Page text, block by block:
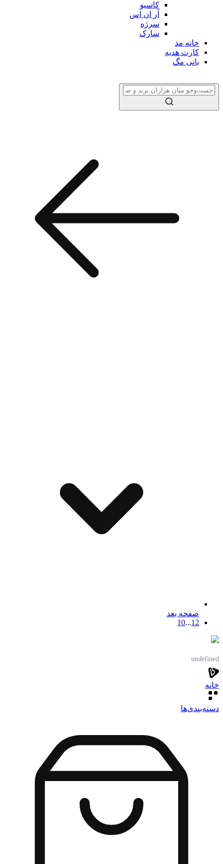
کاسیو
آر ان اس
سرژه
سارک
خانه مد
کارت هدیه
بانی مگ
صفحه بعد
12
...
10
undefined
خانه
دسته‌بندی‌‌ها